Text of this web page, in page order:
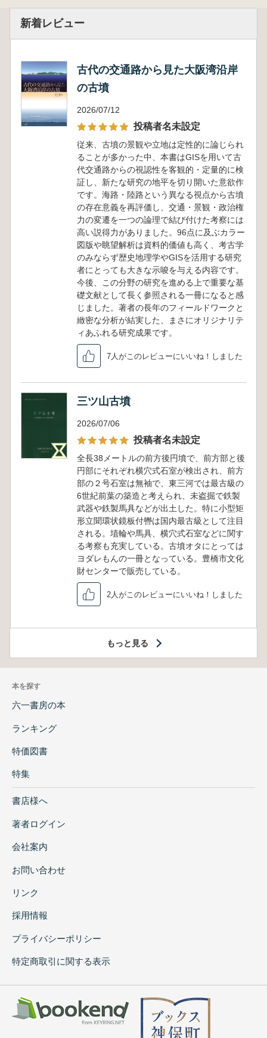
新着レビュー
古代の交通路から見た大阪湾沿岸
の古墳
2026/07/12
投稿者名未設定
従来、古墳の景観や立地は定性的に論じられ
ることが多かった中、本書はGISを用いて古
代交通路からの視認性を客観的・定量的に検
証し、新たな研究の地平を切り開いた意欲作
です。海路・陸路という異なる視点から古墳
の存在意義を再評価し、交通・景観・政治権
力の変遷を一つの論理で結び付けた考察には
高い説得力がありました。96点に及ぶカラー
図版や眺望解析は資料的価値も高く、考古学
のみならず歴史地理学やGISを活用する研究
者にとっても大きな示唆を与える内容です。
今後、この分野の研究を進める上で重要な基
礎文献として長く参照される一冊になると感
じました。著者の長年のフィールドワークと
緻密な分析が結実した、まさにオリジナリテ
ィあふれる研究成果です。
7人がこのレビューにいいね！しました
三ツ山古墳
2026/07/06
投稿者名未設定
全長38メートルの前方後円墳で、前方部と後
円部にそれぞれ横穴式石室が検出され、前方
部の２号石室は無袖で、東三河では最古級の
6世紀前葉の築造と考えられ、未盗掘で鉄製
武器や鉄製馬具などが出土した。特に小型矩
形立聞環状鏡板付轡は国内最古級として注目
される。埴輪や馬具、横穴式石室などに関す
る考察も充実している。古墳オタにとっては
ヨダレもんの一冊となっている。豊橋市文化
財センターで販売している。
2人がこのレビューにいいね！しました
もっと見る
本を探す
六一書房の本
ランキング
特価図書
特集
書店様へ
著者ログイン
会社案内
お問い合わせ
リンク
採用情報
プライバシーポリシー
特定商取引に関する表示